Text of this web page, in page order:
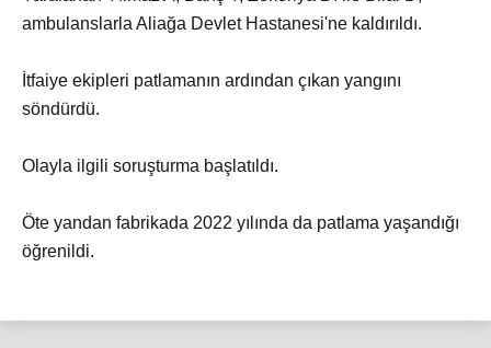
ambulanslarla Aliağa Devlet Hastanesi'ne kaldırıldı.
İtfaiye ekipleri patlamanın ardından çıkan yangını
söndürdü.
Olayla ilgili soruşturma başlatıldı.
Öte yandan fabrikada 2022 yılında da patlama yaşandığı
öğrenildi.